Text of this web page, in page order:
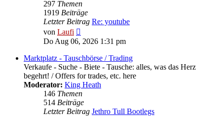
297 Themen
1919 Beiträge
Letzter Beitrag Re: youtube
von Laufi
Beitrag
Do Aug 06, 2026 1:31 pm
Marktplatz - Tauschbörse / Trading
Verkaufe - Suche - Biete - Tausche: alles, was das Herz
begehrt! / Offers for trades, etc. here
Moderator: King Heath
146 Themen
514 Beiträge
Letzter Beitrag Jethro Tull Bootlegs